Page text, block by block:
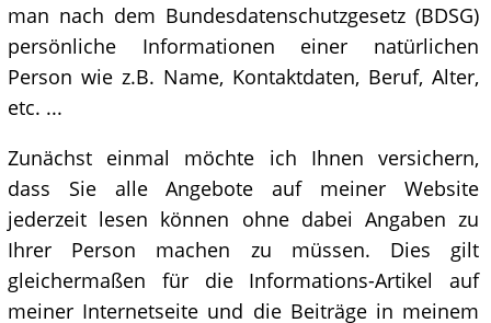
man nach dem Bundesdatenschutzgesetz (BDSG)
persönliche Informationen einer natürlichen
Person wie z.B. Name, Kontaktdaten, Beruf, Alter,
etc. ...
Zunächst einmal möchte ich Ihnen versichern,
dass Sie alle Angebote auf meiner Website
jederzeit lesen können ohne dabei Angaben zu
Ihrer Person machen zu müssen. Dies gilt
gleichermaßen für die Informations-Artikel auf
meiner Internetseite und die Beiträge in meinem